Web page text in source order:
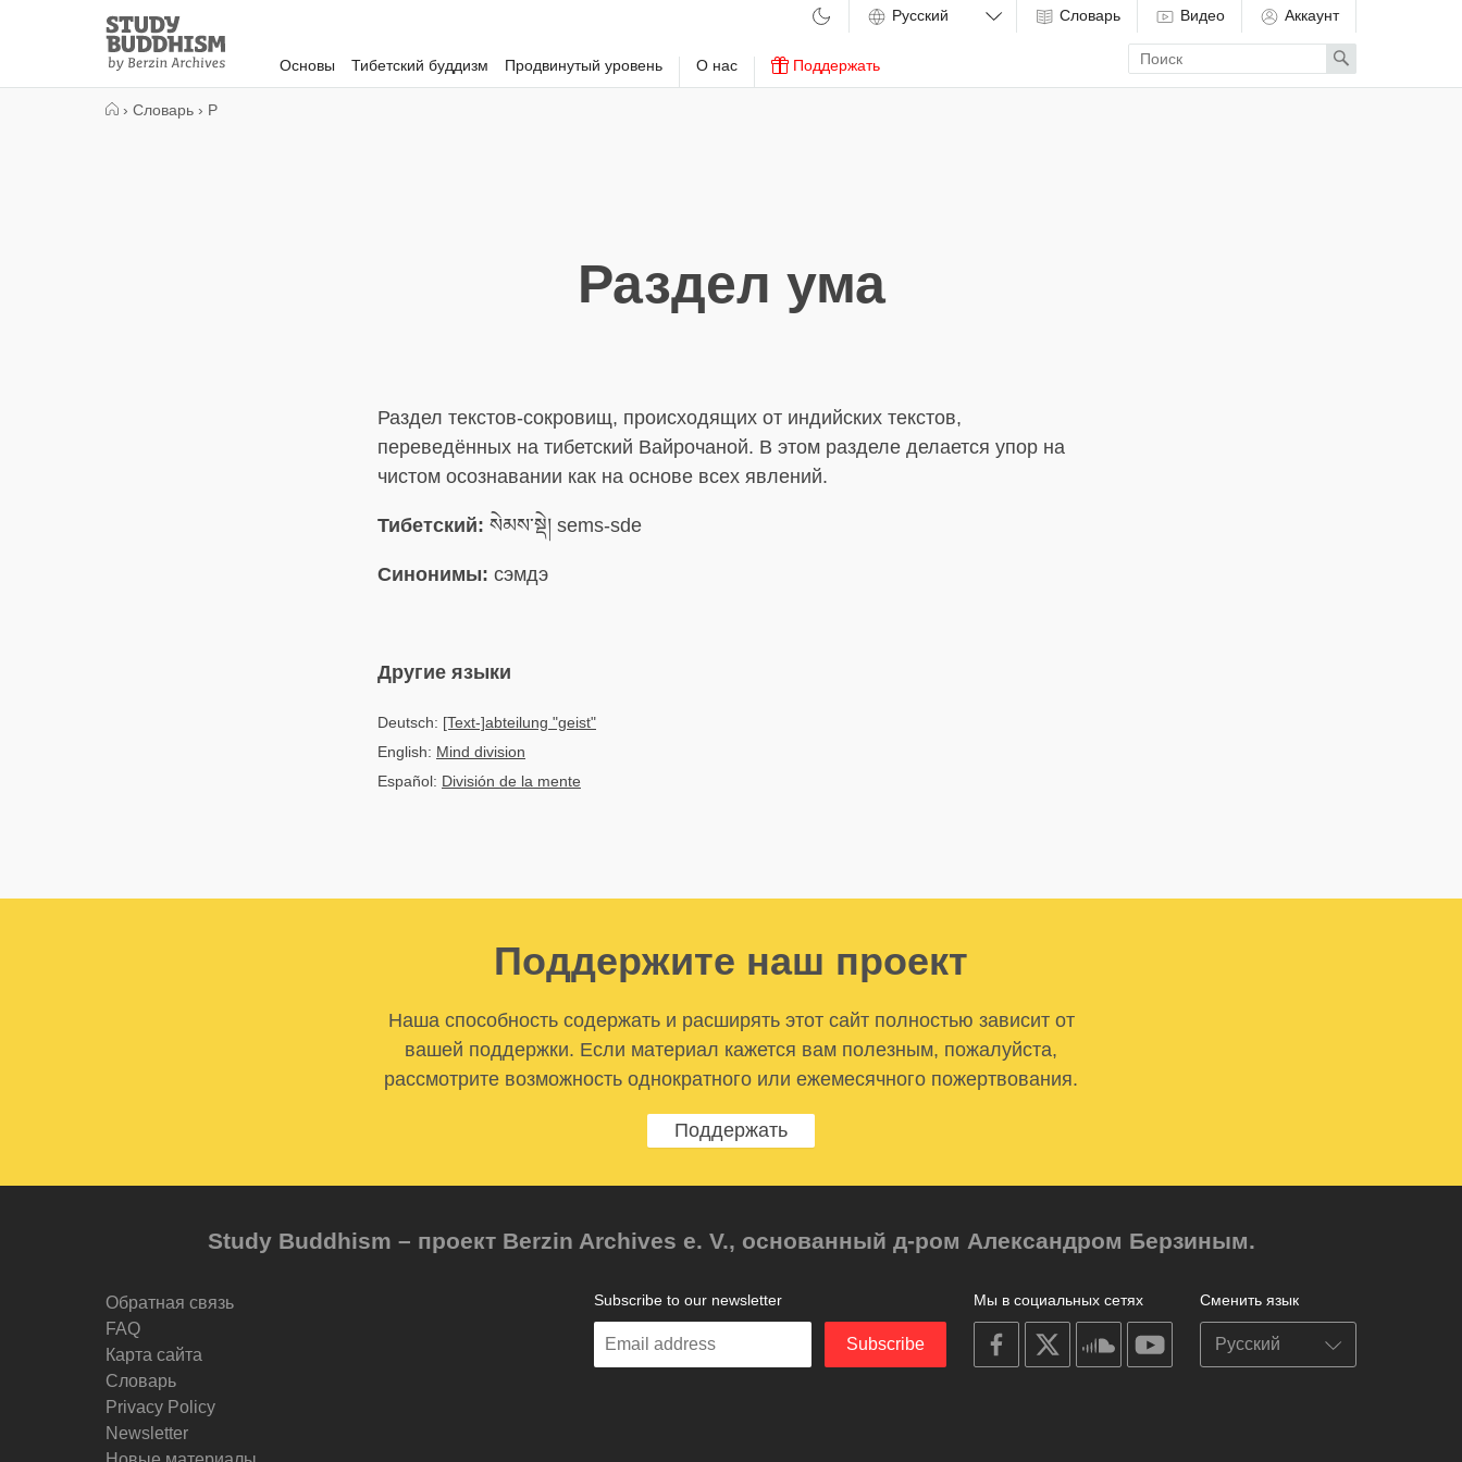
Study
Buddhism
Home
Основы Тибетский буддизм Продвинутый уровень О нас Поддержать
Словарь Видео Аккаунт
Enter
search
term
Search
› Словарь › Р
Раздел ума
Раздел текстов-сокровищ, происходящих от индийских текстов,
переведённых на тибетский Вайрочаной. В этом разделе делается упор на
чистом осознавании как на основе всех явлений.
Тибетский: སེམས་སྡེ། sems-sde
Синонимы: сэмдэ
Другие языки
Deutsch: [Text-]abteilung "geist"
English: Mind division
Español: División de la mente
Поддержите наш проект
Наша способность содержать и расширять этот сайт полностью зависит от
вашей поддержки. Если материал кажется вам полезным, пожалуйста,
рассмотрите возможность однократного или ежемесячного пожертвования.
Поддержать
Study Buddhism – проект Berzin Archives e. V., основанный д-ром Александром Берзиным.
Обратная связь
FAQ
Карта сайта
Словарь
Privacy Policy
Newsletter
Сменить язык
Мы в социальных сетях
on
facebook
on
on
soundcloudyoutube
Subscribe to our newsletter
Enter
Subscribe